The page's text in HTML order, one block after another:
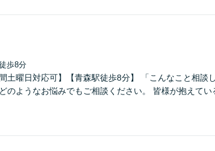
歩8分
土曜日対応可】【青森駅徒歩8分】 「こんなこと相談
のようなお悩みでもご相談ください。 皆様が抱えて